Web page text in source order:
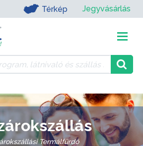
Térkép Jegyvásárlás
Termálfürdő